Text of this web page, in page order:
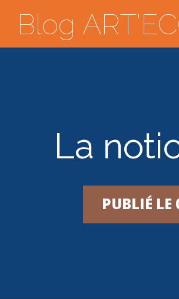
Blog
La
PUBLIÉ